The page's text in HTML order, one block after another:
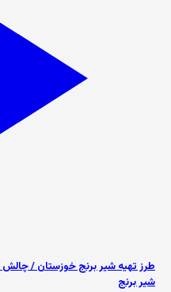
طرز تهیه شیر برنج خوزستان /
شیر برنج